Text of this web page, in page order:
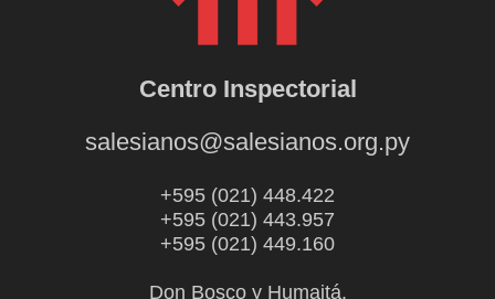
Centro Inspectorial
salesianos@salesianos.org.py
+595 (021) 448.422
+595 (021) 443.957
+595 (021) 449.160
Don Bosco y Humaitá.